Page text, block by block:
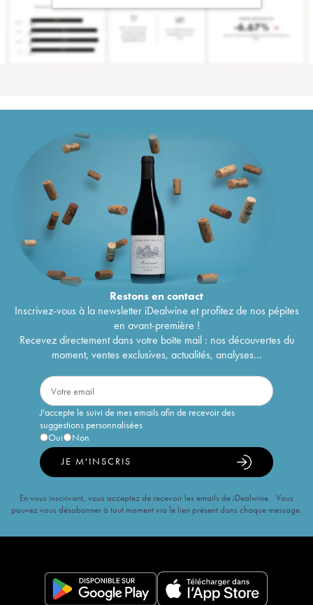
Restons encontact
Inscrivez-vous à la newsletter iDealwine et profitez de nos pépites
en avant-première !
Recevez directement dans votre boîte mail : nos découvertes du
moment, ventes exclusives, actualités, analyses...
J'accepte le suivi de mes emails afin de recevoir des
suggestions personnalisées
Oui
Non
JE M'INSCRIS
En vous inscrivant, vous acceptez de recevoir les emails de iDealwine. Vous
pouvez vous désabonner à tout moment via le lien présent dans chaque message.